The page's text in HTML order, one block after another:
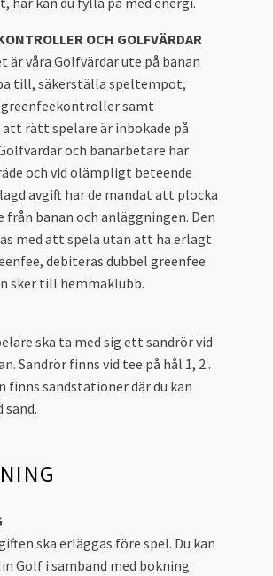
OCH GOLFVÄRDAR
är våra Golfvärdar ute på banan
till, säkerställa speltempot,
samt
rätt spelare är inbokade på
och banarbetare har
och vid olämpligt beteende
avgift har de mandat att plocka
från banan och anläggningen. Den
med att spela utan att ha erlagt
debiteras dubbel greenfee
sker till hemmaklubb.
ska ta med sig ett sandrör vid
Sandrör finns vid tee på hål 1, 2 .
finns sandstationer där du kan
sand.
ska erläggas före spel. Du kan
Golf i samband med bokning